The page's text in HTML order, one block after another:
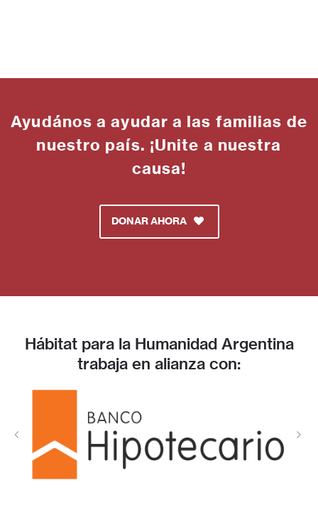
Ayudános a ayudar a las familias de
nuestro país. ¡Unite a nuestra
causa!
DONAR AHORA
Hábitat para la Humanidad Argentina
trabaja en alianza con: